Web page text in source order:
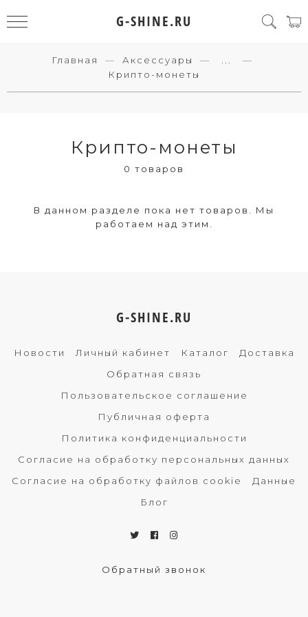
G-SHINE.RU
Главная Аксессуары
Крипто-монеты
Крипто-монеты
0 товаров
В данном разделе пока нет товаров. Мы
работаем над этим.
G-SHINE.RU
Новости Личный кабинет Каталог
Доставка
Обратная связь
Пользовательское соглашение
Публичная оферта
Политика конфиденциальности
Согласие на обработку персональных данных
Согласие на обработку файлов cookie
Данные
Блог
Обратный звонок